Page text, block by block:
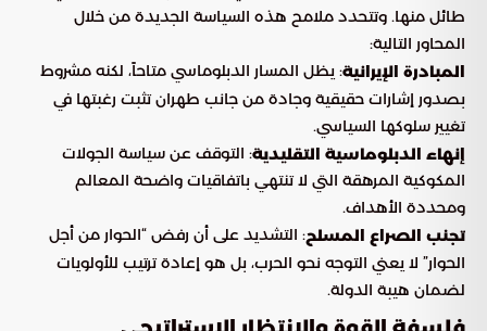
طائل منها. وتتحدد ملامح هذه السياسة الجديدة من خلال
المحاور التالية:
المبادرة الإيرانية: يظل المسار الدبلوماسي متاحاً، لكنه مشروط
بصدور إشارات حقيقية وجادة من جانب طهران تثبت رغبتها في
تغيير سلوكها السياسي.
إنهاء الدبلوماسية التقليدية: التوقف عن سياسة الجولات
المكوكية المرهقة التي لا تنتهي باتفاقيات واضحة المعالم
ومحددة الأهداف.
تجنب الصراع المسلح: التشديد على أن رفض “الحوار من أجل
الحوار” لا يعني التوجه نحو الحرب، بل هو إعادة ترتيب للأولويات
لضمان هيبة الدولة.